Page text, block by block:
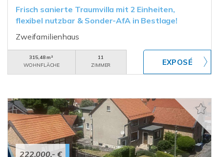
Frisch sanierte Traumvilla mit 2 Einheiten,
flexibel nutzbar & Sonder-AfA in Bestlage!
Zweifamilienhaus
315,48 m²
WOHNFLÄCHE
11
ZIMMER
222.000,- €